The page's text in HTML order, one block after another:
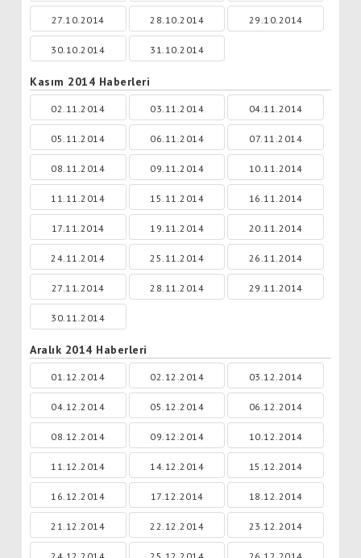
27.10.2014 28.10.2014 29.10.2014
30.10.2014 31.10.2014
Kasım 2014 Haberleri
02.11.2014 03.11.2014 04.11.2014
05.11.2014 06.11.2014 07.11.2014
08.11.2014 09.11.2014 10.11.2014
11.11.2014 15.11.2014 16.11.2014
17.11.2014 19.11.2014 20.11.2014
24.11.2014 25.11.2014 26.11.2014
27.11.2014 28.11.2014 29.11.2014
30.11.2014
Aralık 2014 Haberleri
01.12.2014 02.12.2014 03.12.2014
04.12.2014 05.12.2014 06.12.2014
08.12.2014 09.12.2014 10.12.2014
11.12.2014 14.12.2014 15.12.2014
16.12.2014 17.12.2014 18.12.2014
21.12.2014 22.12.2014 23.12.2014